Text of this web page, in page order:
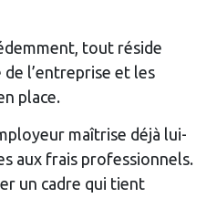
tout réside
l’entreprise et les
place.
maîtrise déjà lui-
aux frais professionnels.
un cadre qui tient